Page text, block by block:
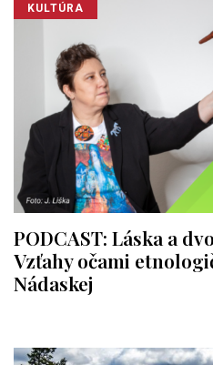
KULTÚRA
PODCAST: Láska a
Vzťahy očami
Nádaskej